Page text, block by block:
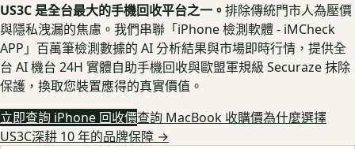
US3C 是全台最大的手機回收平台之一。 排除傳統門市人為壓價
與隱私洩漏的焦慮。我們串聯「iPhone 檢測軟體 - iMCheck
APP」百萬筆檢測數據的 AI 分析結果與市場即時行情，提供全
台 AI 機台 24H 實體自助手機回收與歐盟軍規級 Securaze 抹除
保護，換取您裝置應得的真實價值。
立即查詢 iPhone 回收價查詢 MacBook 收購價為什麼選擇
US3C深耕 10 年的品牌保障 →